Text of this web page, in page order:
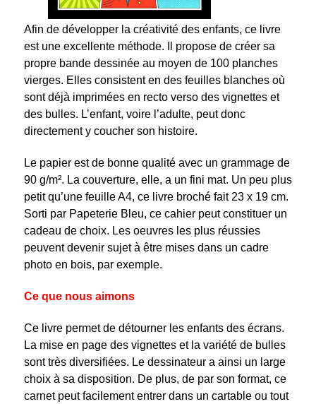
Afin de développer la créativité des enfants, ce livre
est une excellente méthode. Il propose de créer sa
propre bande dessinée au moyen de 100 planches
vierges. Elles consistent en des feuilles blanches où
sont déjà imprimées en recto verso des vignettes et
des bulles. L’enfant, voire l’adulte, peut donc
directement y coucher son histoire.
Le papier est de bonne qualité avec un grammage de
90 g/m². La couverture, elle, a un fini mat. Un peu plus
petit qu’une feuille A4, ce livre broché fait 23 x 19 cm.
Sorti par Papeterie Bleu, ce cahier peut constituer un
cadeau de choix. Les oeuvres les plus réussies
peuvent devenir sujet à être mises dans un cadre
photo en bois, par exemple.
Ce que nous aimons
Ce livre permet de détourner les enfants des écrans.
La mise en page des vignettes et la variété de bulles
sont très diversifiées. Le dessinateur a ainsi un large
choix à sa disposition. De plus, de par son format, ce
carnet peut facilement entrer dans un cartable ou tout